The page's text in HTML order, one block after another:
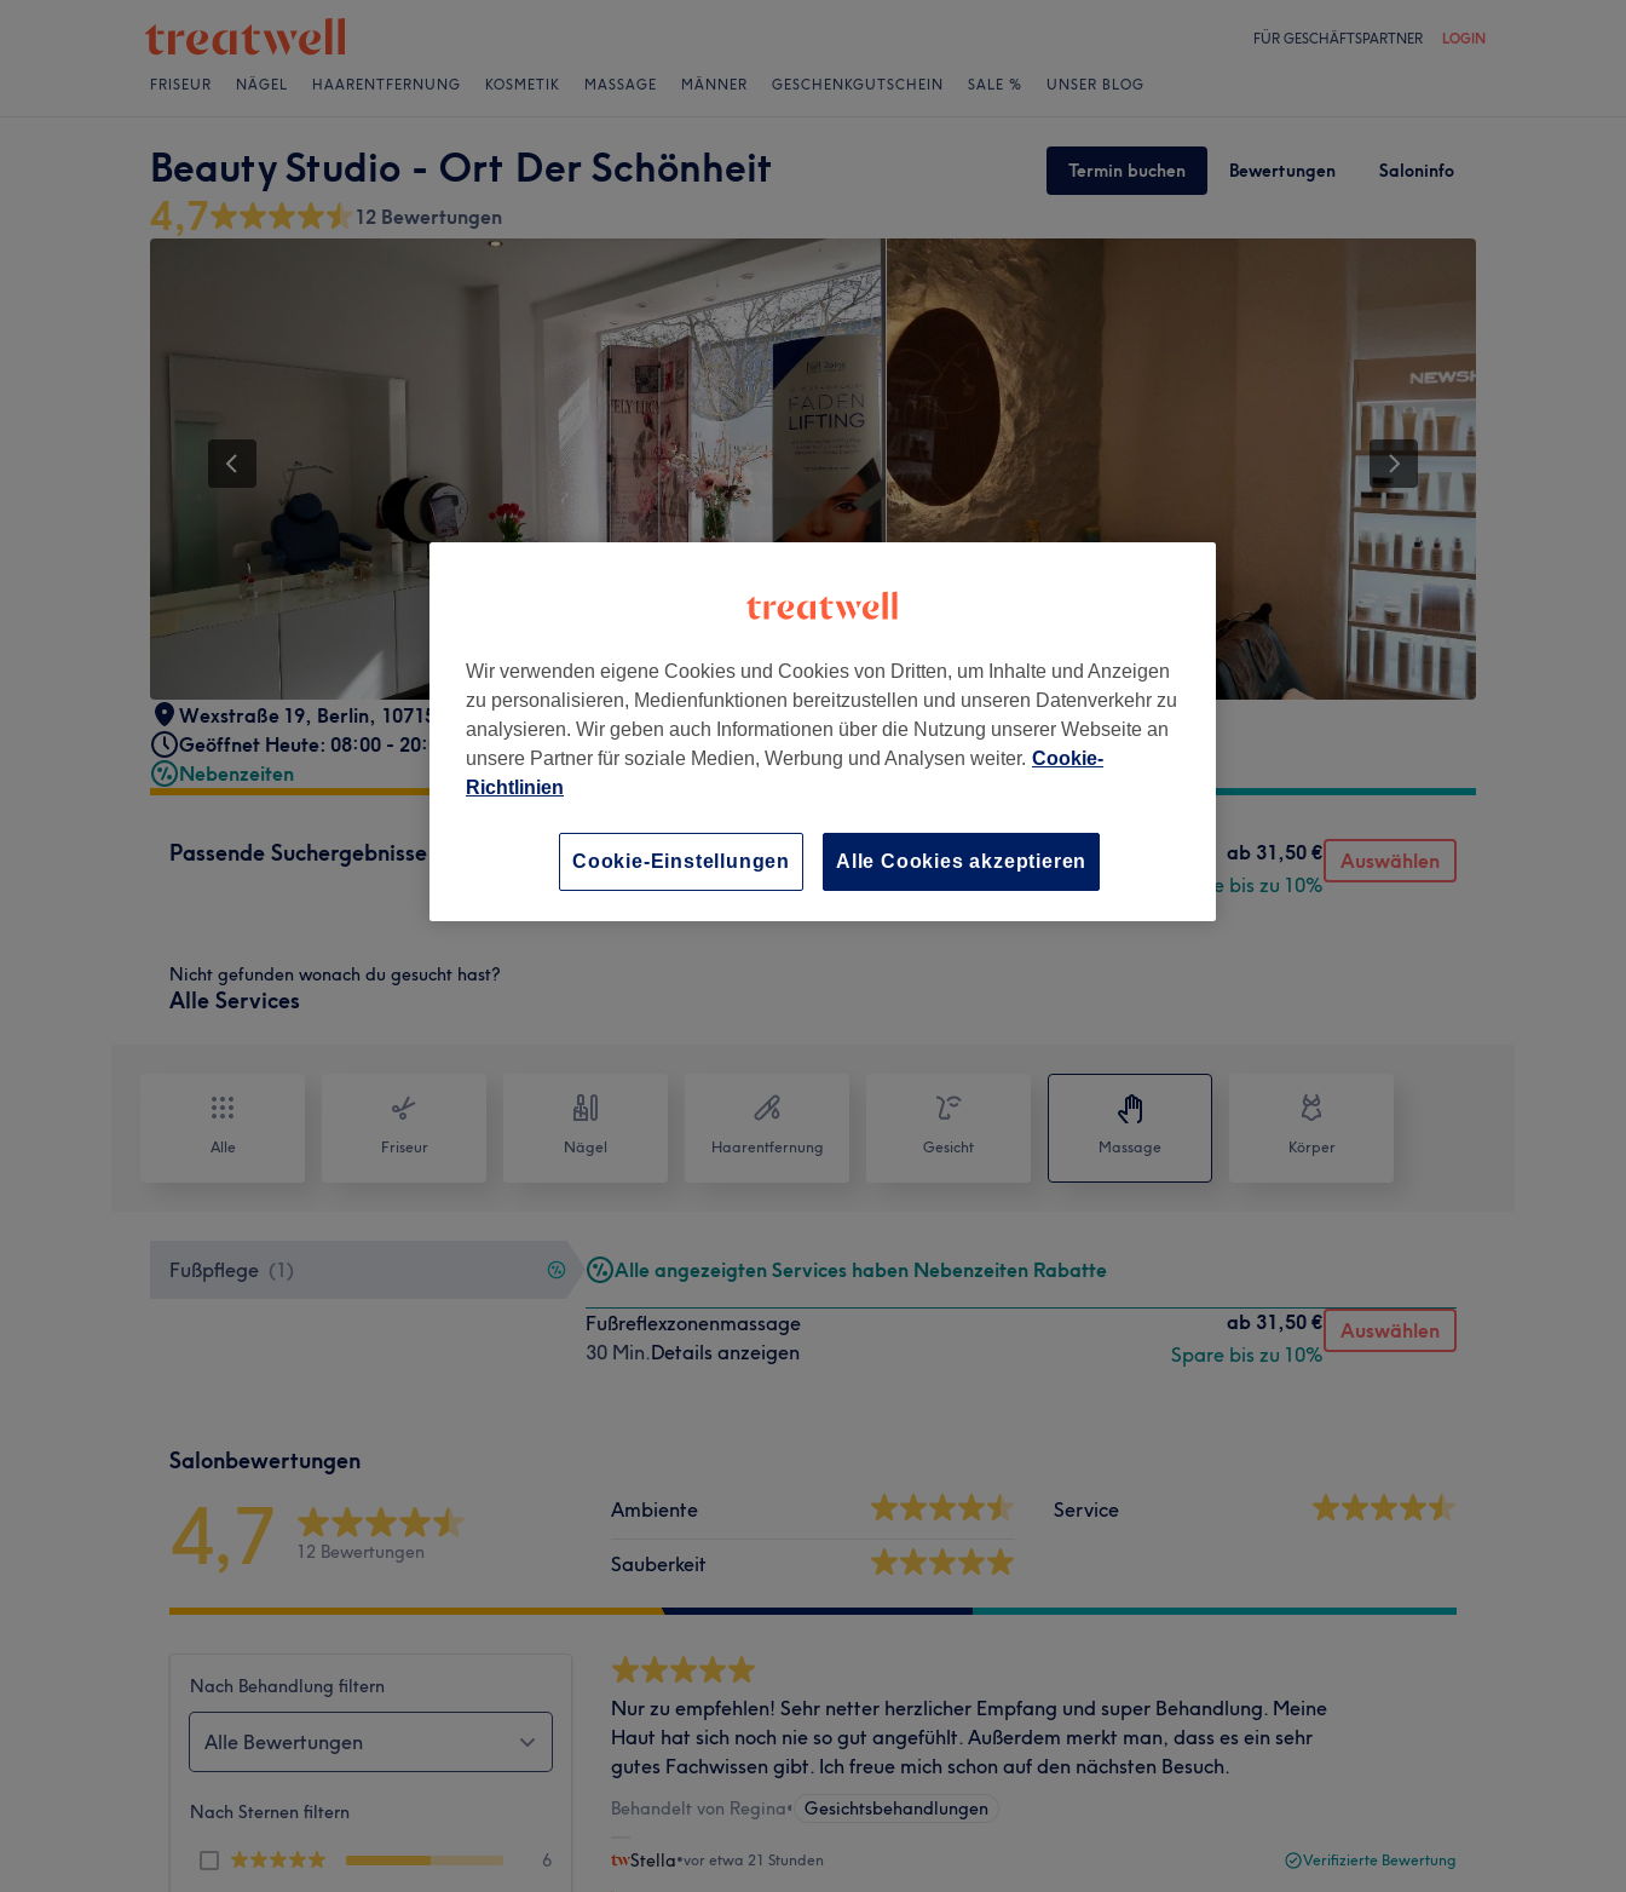
FÜR GESCHÄFTSPARTNER LOGIN
FRISEUR NÄGEL HAARENTFERNUNG KOSMETIK MASSAGE MÄNNER GESCHENKGUTSCHEIN SALE % UNSER BLOG
Beauty Studio - Ort Der Schönheit Termin buchen Bewertungen Saloninfo
4,7 12 Bewertungen
Wexstraße 19, Berlin, 10715
Geöffnet Heute: 08:00 - 20:00
Nebenzeiten
Passende Suchergebnisse
Fußreflexzonenmassage
ab 31,50 €
Spare bis zu 10%
Auswählen
Nicht gefunden wonach du gesucht hast?
Alle Services
Alle Friseur Nägel Haarentfernung Gesicht Massage Körper
Fußpflege (1 ) Alle angezeigten Services haben Nebenzeiten Rabatte
Fußreflexzonenmassage
30 Min.Details anzeigen
ab 31,50 €
Spare bis zu 10%
Auswählen
Salonbewertungen
4,7 12 Bewertungen
Ambiente
Sauberkeit
Service
Nach Behandlung filtern
Alle Bewertungen
Nach Sternen filtern
6
Nur zu empfehlen! Sehr netter herzlicher Empfang und super Behandlung. Meine
Haut hat sich noch nie so gut angefühlt. Außerdem merkt man, dass es ein sehr
gutes Fachwissen gibt. Ich freue mich schon auf den nächsten Besuch.
Behandelt von Regina• Gesichtsbehandlungen
Stella•vor etwa 21 Stunden Verifizierte Bewertung
Wir verwenden eigene Cookies und Cookies von Dritten, um Inhalte und Anzeigen
zu personalisieren, Medienfunktionen bereitzustellen und unseren Datenverkehr zu
analysieren. Wir geben auch Informationen über die Nutzung unserer Webseite an
unsere Partner für soziale Medien, Werbung und Analysen weiter. Cookie-
Richtlinien
Cookie-Einstellungen Alle Cookies akzeptieren